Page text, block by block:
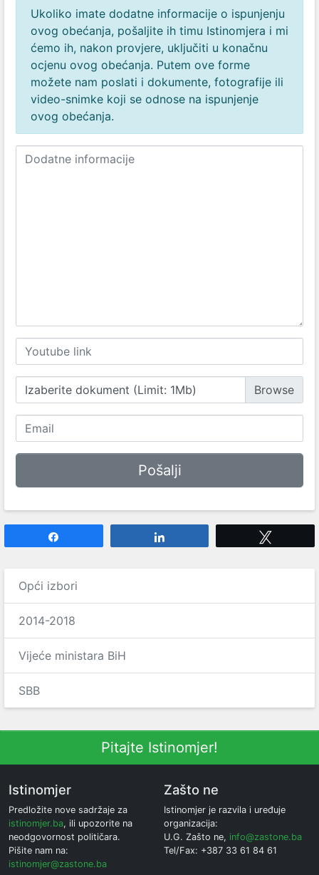
Ukoliko imate dodatne informacije o ispunjenju
ovog obećanja, pošaljite ih timu Istinomjera i mi
ćemo ih, nakon provjere, uključiti u konačnu
ocjenu ovog obećanja. Putem ove forme
možete nam poslati i dokumente, fotografije ili
video-snimke koji se odnose na ispunjenje
ovog obećanja.
Izaberite dokument (Limit: 1Mb)
Opći izbori
2014-2018
Vijeće ministara BiH
SBB
Pitajte Istinomjer!
Istinomjer
Predložite nove sadržaje za
istinomjer.ba, ili upozorite na
neodgovornost političara.
Pišite nam na:
istinomjer@zastone.ba
Zašto ne
Istinomjer je razvila i uređuje
organizacija:
U.G. Zašto ne, info@zastone.ba
Tel/Fax: +387 33 61 84 61